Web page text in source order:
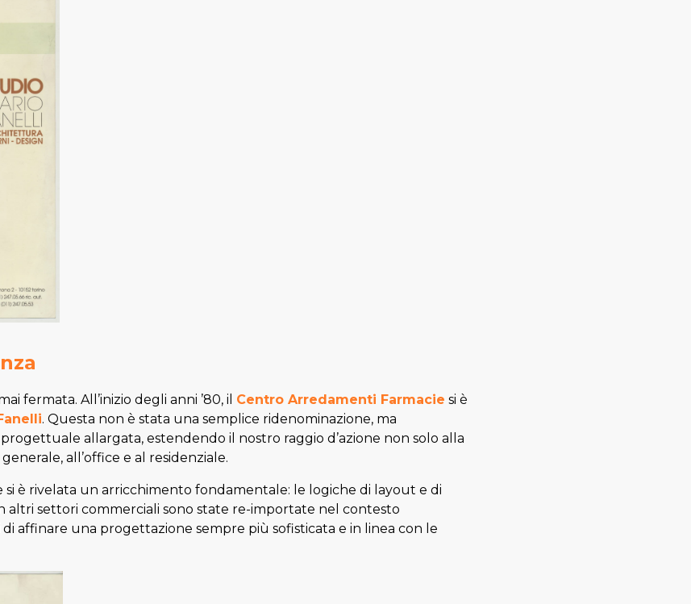
fermata. All’inizio degli anni ’80, il Centro Arredamenti Farmacie si è
. Questa non è stata una semplice ridenominazione, ma
progettuale allargata, estendendo il nostro raggio d’azione non solo alla
all’office e al residenziale.
si è rivelata un arricchimento fondamentale: le logiche di layout e di
altri settori commerciali sono state re-importate nel contesto
affinare una progettazione sempre più sofisticata e in linea con le